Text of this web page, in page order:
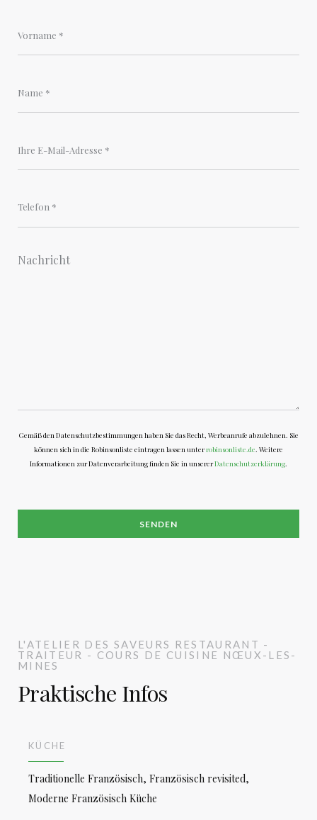
Gemäß den Datenschutzbestimmungen haben Sie das Recht, Werbeanrufe abzulehnen. Sie
können sich in die Robinsonliste eintragen lassen unterrobinsonliste.de . Weitere
Informationen zur Datenverarbeitung finden Sie in unsererDatenschutzerklärung
L'ATELIER DES SAVEURS
RESTAURANT -
TRAITEUR - COURS DE CUISINE
NŒUX-LES-
MINES
Praktische Infos
KÜCHE
Traditionelle Französisch, Französisch revisited,
Moderne Französisch Küche